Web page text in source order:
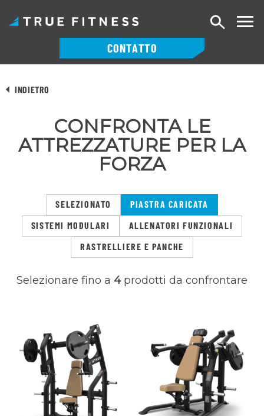
al
CONTATTO
Ricerca
INDIETRO
CONFRONTA LE
ATTREZZATURE PER LA
FORZA
SELEZIONATO
PIASTRA CARICATA
SISTEMI MODULARI
ALLENATORI FUNZIONALI
RASTRELLIERE E PANCHE
Selezionare fino a 4prodotti da confrontare